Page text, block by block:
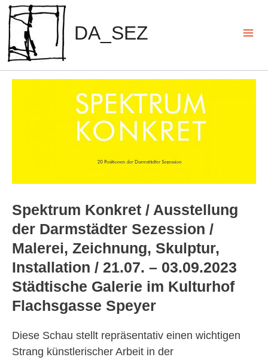
Zum
Inhalt
springen
DA_SEZ
Spektrum Konkret / Ausstellung
der Darmstädter Sezession /
Malerei, Zeichnung, Skulptur,
Installation / 21.07. – 03.09.2023
Städtische Galerie im Kulturhof
Flachsgasse Speyer
Diese Schau stellt repräsentativ einen wichtigen
Strang künstlerischer Arbeit in der